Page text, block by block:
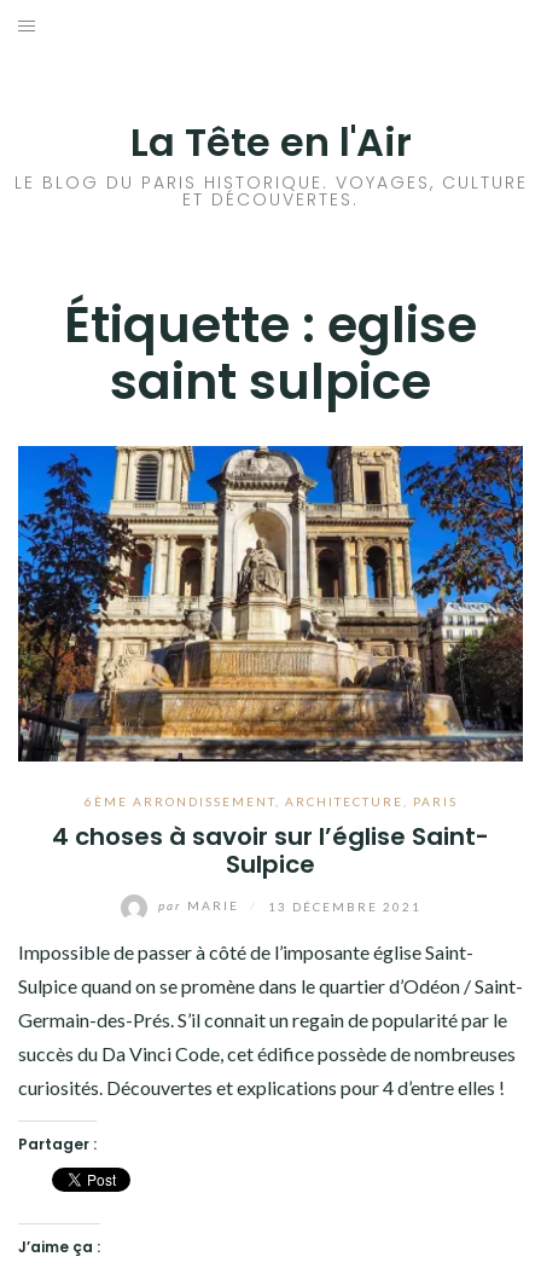
Aller
La Tête en l'Air
LE BLOG DU PARIS HISTORIQUE. VOYAGES, CULTURE
ET DÉCOUVERTES.
Étiquette : eglise
saint sulpice
6ÈME ARRONDISSEMENT, ARCHITECTURE PARIS
4 choses à savoir sur l’église Saint-
Sulpice
par MARIE 13 DÉCEMBRE 2021
Impossible de passer à côté de l’imposante église Saint-
Sulpice quand on se promène dans le quartier d’Odéon / Saint-
Germain-des-Prés. S’il connait un regain de popularité par le
succès du Da Vinci Code, cet édifice possède de nombreuses
curiosités. Découvertes et explications pour 4 d’entre elles !
Partager :
J’aime ça :
HISTOIRES EN ILE DE FRANCE
VOYAGES À L’ÉTRANGER